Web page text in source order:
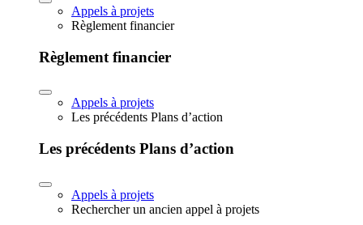
Appels à projets
Règlement financier
Règlement financier
Appels à projets
Les précédents Plans d’action
Les précédents Plans d’action
Appels à projets
Rechercher un ancien appel à projets